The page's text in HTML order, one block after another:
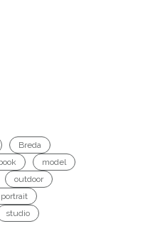
Breda
model
outdoor
portrait
studio